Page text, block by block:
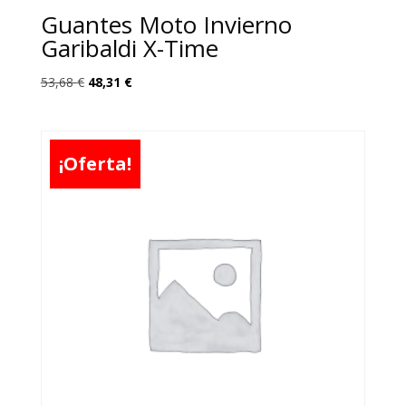
Guantes Moto Invierno
Garibaldi X-Time
53,68€ El
era:
53,68 €.
48,31 €El
es:
¡Oferta!